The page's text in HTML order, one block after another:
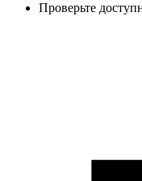
Проверьте